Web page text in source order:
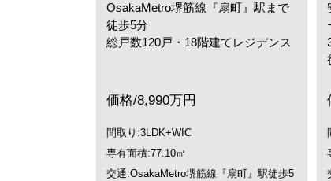
OsakaMetro堺筋線『扇町』駅まで
徒歩5分
総戸数120戸・18階建てレジデンス
価格/8,990万円
間取り:3LDK+WIC
専有面積:77.10㎡
交通:OsakaMetro堺筋線『扇町』駅徒歩5